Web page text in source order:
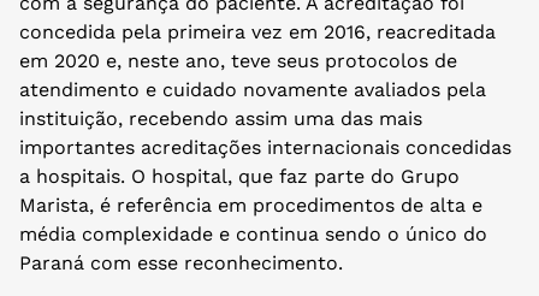
concedida pela primeira vez em 2016, reacreditada
em 2020 e, neste ano, teve seus protocolos de
atendimento e cuidado novamente avaliados pela
instituição, recebendo assim uma das mais
importantes acreditações internacionais concedidas
a hospitais. O hospital, que faz parte do Grupo
Marista, é referência em procedimentos de alta e
média complexidade e continua sendo o único do
Paraná com esse reconhecimento.